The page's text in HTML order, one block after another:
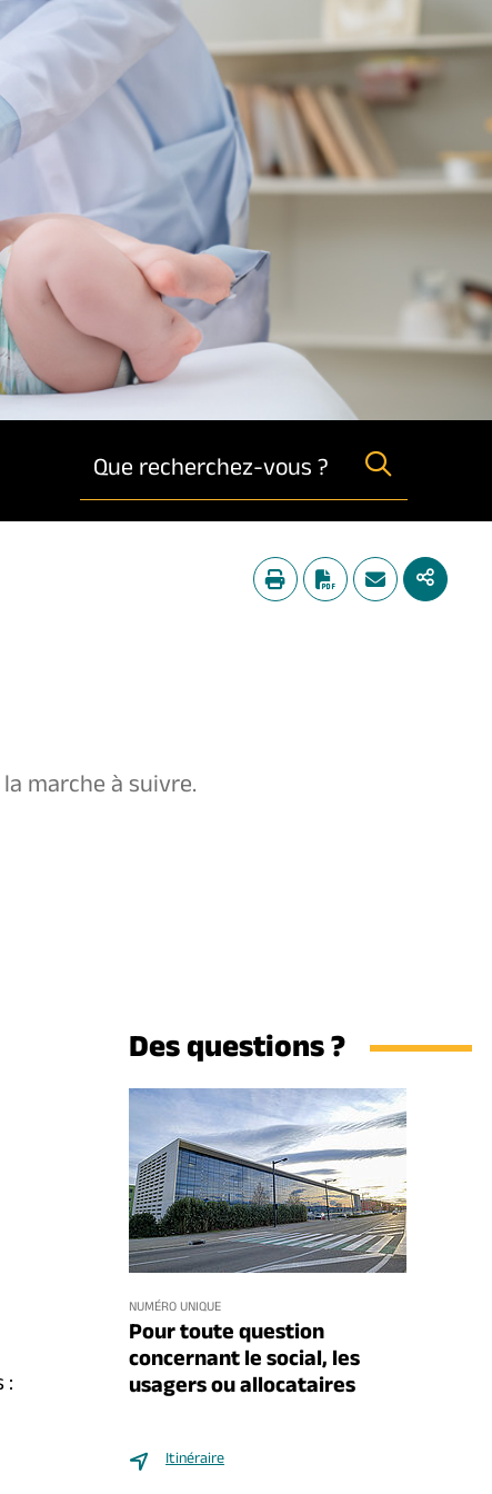
Que recherchez-vous ?
marche à suivre.
:
Des questions ?
NUMÉRO UNIQUE
Pour toute question
concernant le social, les
usagers ou allocataires
Itinéraire